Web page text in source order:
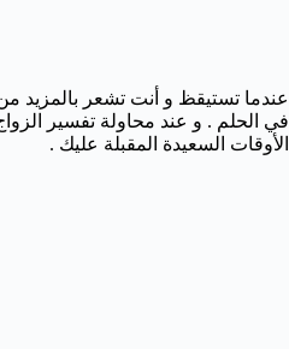
عندما تستيقظ و أنت تشعر بالمزيد
في الحلم . و عند محاولة تفسير
الأوقات السعيدة المقبلة عليك .